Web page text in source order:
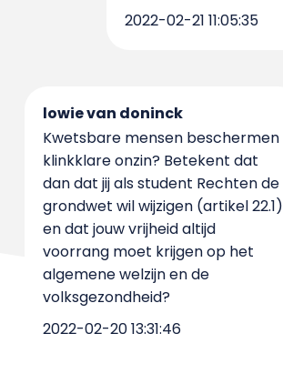
2022-02-21 11:05:35
lowie van doninck
Kwetsbare mensen beschermen
klinkklare onzin? Betekent dat
dan dat jij als student Rechten de
grondwet wil wijzigen (artikel 22.1)
en dat jouw vrijheid altijd
voorrang moet krijgen op het
algemene welzijn en de
volksgezondheid?
2022-02-20 13:31:46